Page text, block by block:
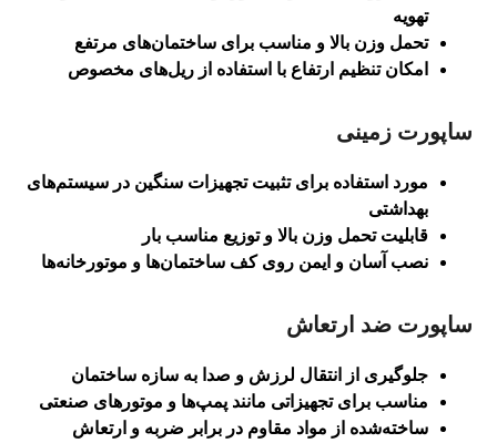
تهویه
تحمل وزن بالا و مناسب برای ساختمان‌های مرتفع
امکان تنظیم ارتفاع با استفاده از ریل‌های مخصوص
ساپورت زمینی
مورد استفاده برای تثبیت تجهیزات سنگین در سیستم‌های
بهداشتی
قابلیت تحمل وزن بالا و توزیع مناسب بار
نصب آسان و ایمن روی کف ساختمان‌ها و موتورخانه‌ها
ساپورت ضد ارتعاش
جلوگیری از انتقال لرزش و صدا به سازه ساختمان
مناسب برای تجهیزاتی مانند پمپ‌ها و موتورهای صنعتی
ساخته‌شده از مواد مقاوم در برابر ضربه و ارتعاش